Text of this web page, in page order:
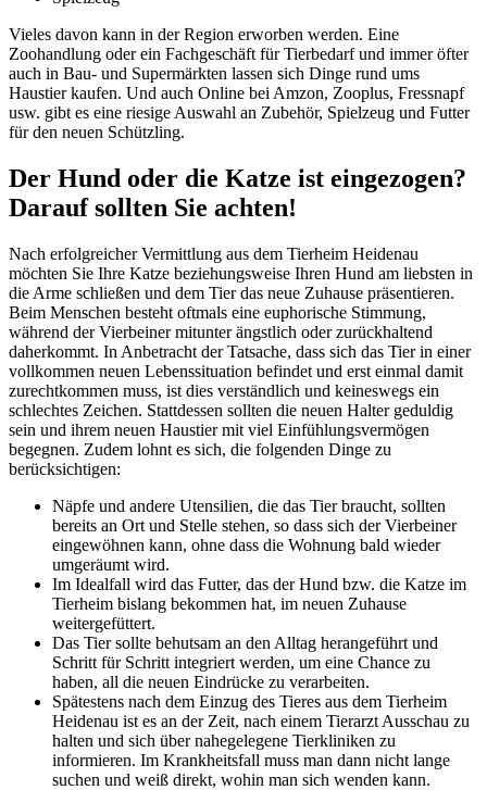
Vieles davon kann in der Region erworben werden. Eine
Zoohandlung oder ein Fachgeschäft für Tierbedarf und immer öfter
auch in Bau- und Supermärkten lassen sich Dinge rund ums
Haustier kaufen. Und auch Online bei Amzon, Zooplus, Fressnapf
usw. gibt es eine riesige Auswahl an Zubehör, Spielzeug und Futter
für den neuen Schützling.
Der Hund oder die Katze ist eingezogen?
Darauf sollten Sie achten!
Nach erfolgreicher Vermittlung aus dem Tierheim Heidenau
möchten Sie Ihre Katze beziehungsweise Ihren Hund am liebsten in
die Arme schließen und dem Tier das neue Zuhause präsentieren.
Beim Menschen besteht oftmals eine euphorische Stimmung,
während der Vierbeiner mitunter ängstlich oder zurückhaltend
daherkommt. In Anbetracht der Tatsache, dass sich das Tier in einer
vollkommen neuen Lebenssituation befindet und erst einmal damit
zurechtkommen muss, ist dies verständlich und keineswegs ein
schlechtes Zeichen. Stattdessen sollten die neuen Halter geduldig
sein und ihrem neuen Haustier mit viel Einfühlungsvermögen
begegnen. Zudem lohnt es sich, die folgenden Dinge zu
berücksichtigen:
Näpfe und andere Utensilien, die das Tier braucht, sollten
bereits an Ort und Stelle stehen, so dass sich der Vierbeiner
eingewöhnen kann, ohne dass die Wohnung bald wieder
umgeräumt wird.
Im Idealfall wird das Futter, das der Hund bzw. die Katze im
Tierheim bislang bekommen hat, im neuen Zuhause
weitergefüttert.
Das Tier sollte behutsam an den Alltag herangeführt und
Schritt für Schritt integriert werden, um eine Chance zu
haben, all die neuen Eindrücke zu verarbeiten.
Spätestens nach dem Einzug des Tieres aus dem Tierheim
Heidenau ist es an der Zeit, nach einem Tierarzt Ausschau zu
halten und sich über nahegelegene Tierkliniken zu
informieren. Im Krankheitsfall muss man dann nicht lange
suchen und weiß direkt, wohin man sich wenden kann.